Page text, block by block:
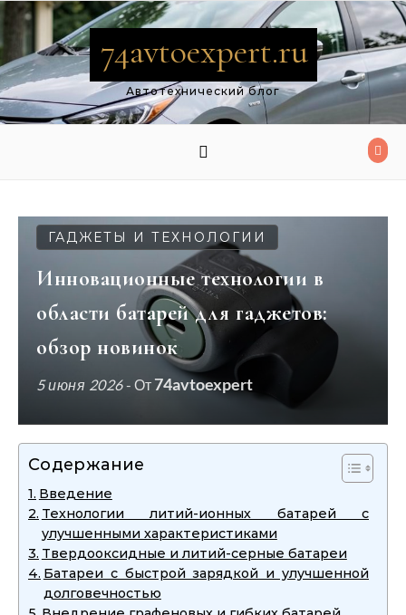
Перейти к содержимому
74avtoexpert.ru
Автотехнический блог
ГАДЖЕТЫ И ТЕХНОЛОГИИ
Инновационные технологии в
области батарей для гаджетов:
обзор новинок
5 июня 2026- От74avtoexpert
Содержание
Введение
Технологии литий-ионных батарей с
улучшенными характеристиками
Твердооксидные и литий-серные батареи
Батареи с быстрой зарядкой и улучшенной
долговечностью